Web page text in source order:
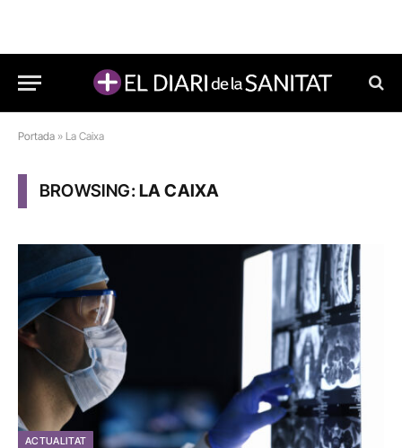
Portada » La Caixa
BROWSING:LA CAIXA
ACTUALITAT